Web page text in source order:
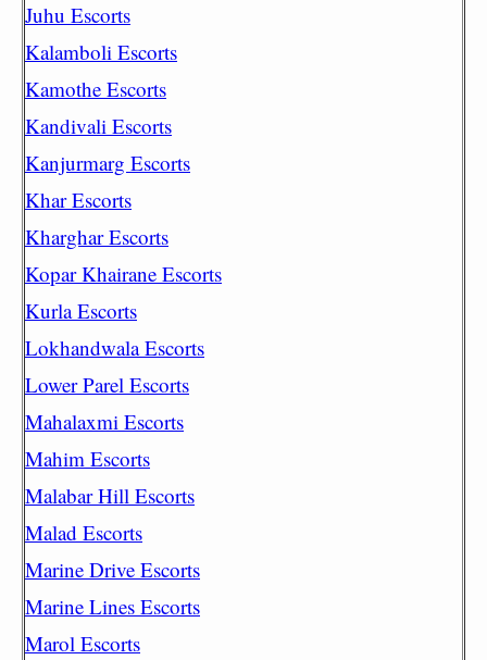
Juhu Escorts
Kalamboli Escorts
Kamothe Escorts
Kandivali Escorts
Kanjurmarg Escorts
Khar Escorts
Kharghar Escorts
Kopar Khairane Escorts
Kurla Escorts
Lokhandwala Escorts
Lower Parel Escorts
Mahalaxmi Escorts
Mahim Escorts
Malabar Hill Escorts
Malad Escorts
Marine Drive Escorts
Marine Lines Escorts
Marol Escorts